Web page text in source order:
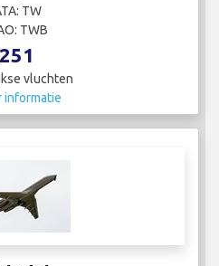
TW
TWB
251
vluchten
informatie